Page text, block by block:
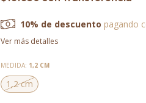
10% de descuento pagando
Ver más detalles
MEDIDA: 1,2 CM
1,2 cm